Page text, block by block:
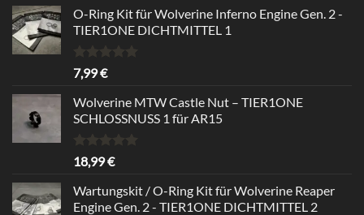
O-Ring Kit für Wolverine Inferno Engine Gen. 2 -
TIER1ONE DICHTMITTEL 1
Bewertet
mit
von 5
7,99€
Wolverine MTW Castle Nut – TIER1ONE
SCHLOSSNUSS 1 für AR15
Bewertet
mit
von 5
18,99€
Wartungskit / O-Ring Kit für Wolverine Reaper
Engine Gen. 2 - TIER1ONE DICHTMITTEL 2